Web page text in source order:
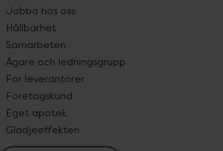
Jobba hos oss
Hållbarhet
Samarbeten
Ägare och ledningsgrupp
För leverantörer
Företagskund
Eget apotek
Glädjeeffekten